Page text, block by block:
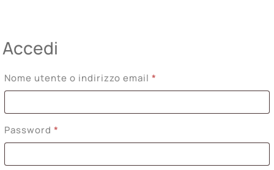
Accedi
Nome utente o indirizzo email*
Password*